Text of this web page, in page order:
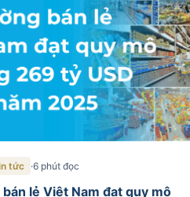
tức 6 phút đọc
lẻ Việt Nam đạt quy mô